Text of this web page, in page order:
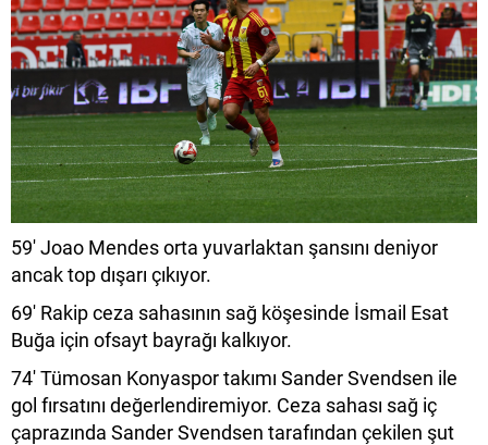
59'Joao Mendes orta yuvarlaktan şansını deniyor
ancak top dışarı çıkıyor.
69' Rakip ceza sahasının sağ köşesinde İsmail Esat
Buğa için ofsayt bayrağı kalkıyor.
74' Tümosan Konyaspor takımı Sander Svendsen ile
gol fırsatını değerlendiremiyor. Ceza sahası sağ iç
çaprazında Sander Svendsen tarafından çekilen şut